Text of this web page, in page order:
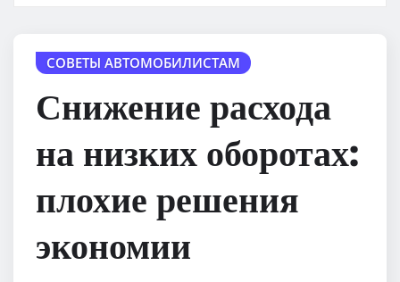
СОВЕТЫ АВТОМОБИЛИСТАМ
Снижение расхода
на низких оборотах:
плохие решения
экономии